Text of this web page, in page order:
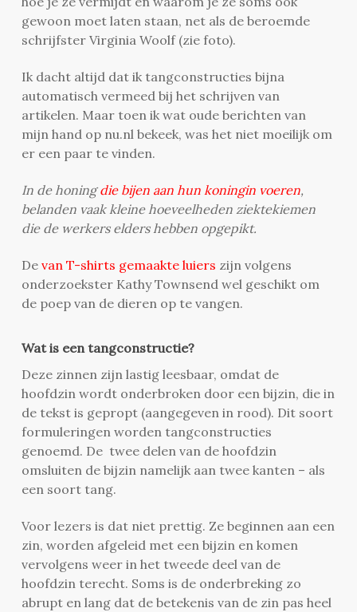
gewoon moet laten staan, net als de beroemde
schrijfster Virginia Woolf (zie foto).
Ik dacht altijd dat ik tangconstructies bijna
automatisch vermeed bij het schrijven van
artikelen. Maar toen ik wat oude berichten van
mijn hand op nu.nl bekeek, was het niet moeilijk om
er een paar te vinden.
In de honingdie bijen aan hun koningin voeren,
belanden vaak kleine hoeveelheden ziektekiemen
die de werkers elders hebben opgepikt.
De van T-shirts gemaakte luiers zijn volgens
onderzoekster Kathy Townsend wel geschikt om
de poep van de dieren op te vangen.
Wat is een tangconstructie?
Deze zinnen zijn lastig leesbaar, omdat de
hoofdzin wordt onderbroken door een bijzin, die in
de tekst is gepropt (aangegeven in rood). Dit soort
formuleringen worden tangconstructies
genoemd. De twee delen van de hoofdzin
omsluiten de bijzin namelijk aan twee kanten – als
een soort tang.
Voor lezers is dat niet prettig. Ze beginnen aan een
zin, worden afgeleid met een bijzin en komen
vervolgens weer in het tweede deel van de
hoofdzin terecht. Soms is de onderbreking zo
abrupt en lang dat de betekenis van de zin pas heel